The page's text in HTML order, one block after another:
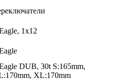
1x12
DUB, 30t S:165mm,
XL:170mm